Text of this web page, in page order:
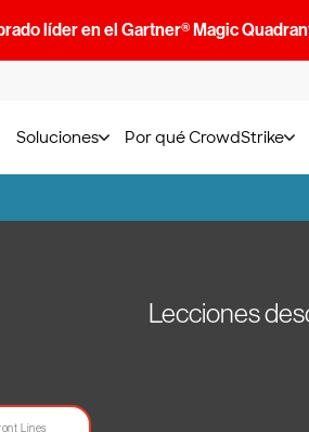
líder en el Gartner® Magic
Soluciones Por qué CrowdStrike
Lecciones